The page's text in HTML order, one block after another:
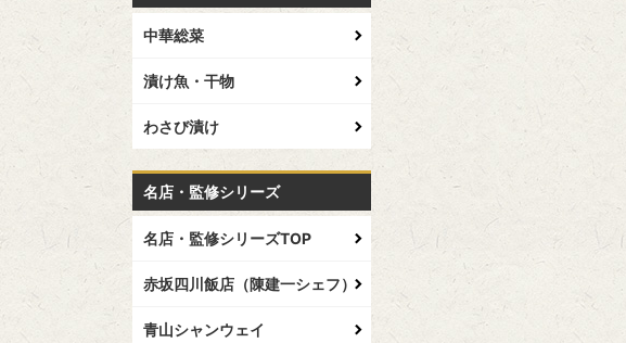
中華総菜
漬け魚・干物
わさび漬け
名店・監修シリーズ
名店・監修シリーズTOP
赤坂四川飯店（陳建一シェフ）
青山シャンウェイ